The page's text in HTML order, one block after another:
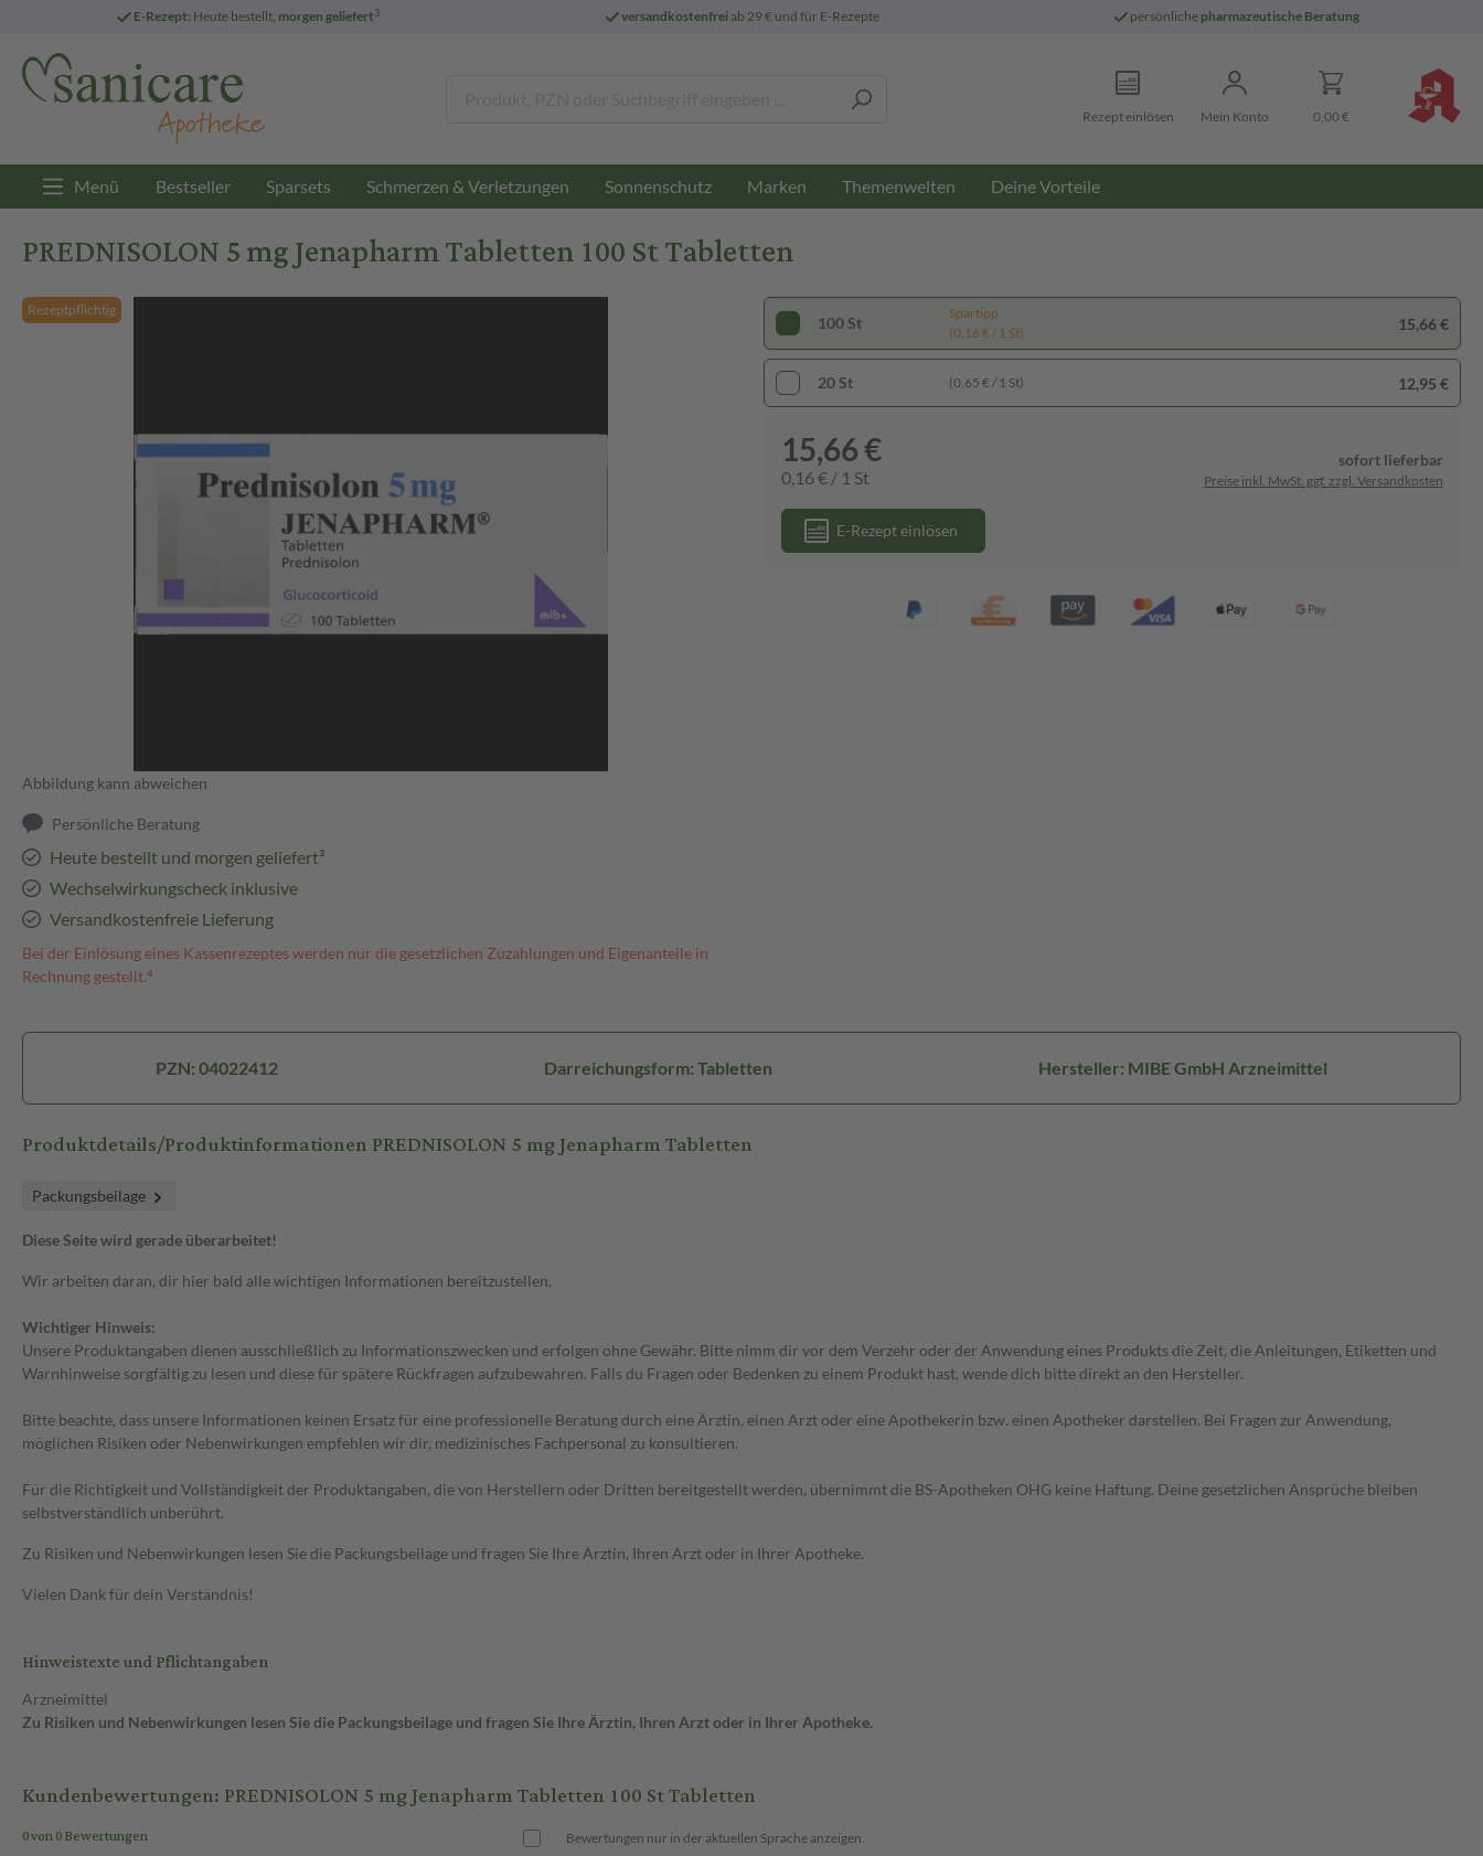
E-Rezept: Heute bestellt, morgen geliefert3 versandkostenfreiab 29 € und für E-Rezepte persönliche pharmazeutische Beratung
Rezept einlösen Mein Konto 0,00 €
Menü Bestseller Sparsets Schmerzen & Verletzungen Sonnenschutz Marken Themenwelten Deine Vorteile
PREDNISOLON 5 mg Jenapharm Tabletten 100 St Tabletten
Rezeptpflichtig
Abbildung kann abweichen
Persönliche Beratung
Heute bestellt und morgen geliefert³
Wechselwirkungscheck inklusive
Versandkostenfreie Lieferung
Bei der Einlösung eines Kassenrezeptes werden nur die gesetzlichen Zuzahlungen und Eigenanteile in
Rechnung gestellt.⁴
100 St
Spartipp
(0,16 € / 1 St)
15,66 €
20 St (0,65 € / 1 St) 12,95 €
15,66 €
0,16 € / 1 St
sofort lieferbar
Preise inkl. MwSt. ggf. zzgl. Versandkosten
E-Rezept einlösen
PZN: 04022412 Darreichungsform: Tabletten Hersteller: MIBE GmbH Arzneimittel
Produktdetails/Produktinformationen PREDNISOLON 5 mg Jenapharm Tabletten
Packungsbeilage
Diese Seite wird gerade überarbeitet!
Wir arbeiten daran, dir hier bald alle wichtigen Informationen bereitzustellen.
Wichtiger Hinweis:
Unsere Produktangaben dienen ausschließlich zu Informationszwecken und erfolgen ohne Gewähr. Bitte nimm dir vor dem Verzehr oder der Anwendung eines Produkts die Zeit, die Anleitungen, Etiketten und
Warnhinweise sorgfältig zu lesen und diese für spätere Rückfragen aufzubewahren. Falls du Fragen oder Bedenken zu einem Produkt hast, wende dich bitte direkt an den Hersteller.
Bitte beachte, dass unsere Informationen keinen Ersatz für eine professionelle Beratung durch eine Ärztin, einen Arzt oder eine Apothekerin bzw. einen Apotheker darstellen. Bei Fragen zur Anwendung,
möglichen Risiken oder Nebenwirkungen empfehlen wir dir, medizinisches Fachpersonal zu konsultieren.
Für die Richtigkeit und Vollständigkeit der Produktangaben, die von Herstellern oder Dritten bereitgestellt werden, übernimmt die BS-Apotheken OHG keine Haftung. Deine gesetzlichen Ansprüche bleiben
selbstverständlich unberührt.
Zu Risiken und Nebenwirkungen lesen Sie die Packungsbeilage und fragen Sie Ihre Ärztin, Ihren Arzt oder in Ihrer Apotheke.
Vielen Dank für dein Verständnis!
Hinweistexte und Pflichtangaben
Arzneimittel
Zu Risiken und Nebenwirkungen lesen Sie die Packungsbeilage und fragen Sie Ihre Ärztin, Ihren Arzt oder in Ihrer Apotheke.
Kundenbewertungen: PREDNISOLON 5 mg Jenapharm Tabletten 100 St Tabletten
0 von 0 Bewertungen Bewertungen nur in der aktuellen Sprache anzeigen.